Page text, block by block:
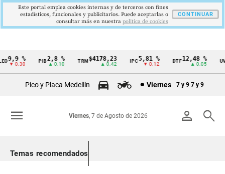
Cintillo
Colombia
9,9 %
▼ 0.30
PIB2,8 %
▲ 0.10
TRM$4178,23
▲ 0.42
5,81 %
▼ 0.12
DTF12,48 %
▲ 0.05
UVR
Pico y Placa Medellín Viernes 7 y 9 7 y 9
person search
Viernes, 7 de Agosto de 2026
menu
Temas recomendados
Este portal emplea cookies internas y de terceros con fines
estadísticos, funcionales y publicitarios. Puede aceptarlas o
consultar más en nuestra politica de cookies
CONTINUAR